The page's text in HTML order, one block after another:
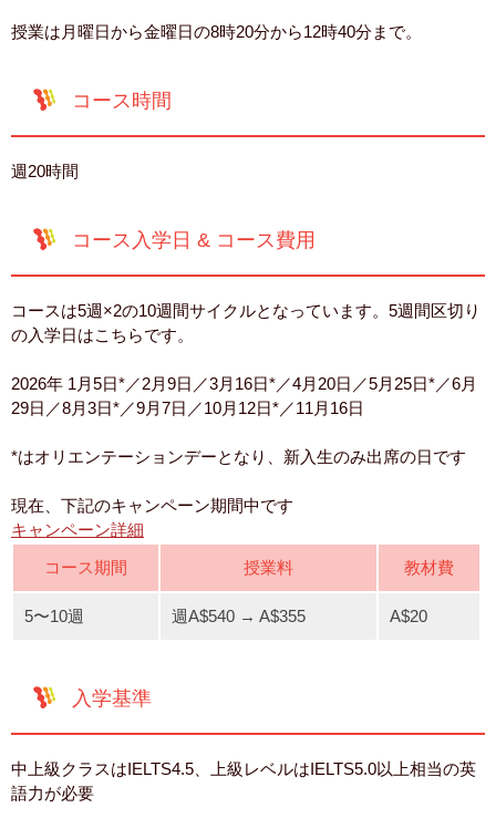
授業は月曜日から金曜日の8時20分から12時40分まで。
コース時間
週20時間
コース入学日 & コース費用
コースは5週×2の10週間サイクルとなっています。5週間区切り
の入学日はこちらです。
2026年 1月5日*／2月9日／3月16日*／4月20日／5月25日*／6月
29日／8月3日*／9月7日／10月12日*／11月16日
*はオリエンテーションデーとなり、新入生のみ出席の日です
現在、下記のキャンペーン期間中です
キャンペーン詳細
コース期間
授業料 教材費
5〜10週 週A$540 → A$355 A$20
入学基準
中上級クラスはIELTS4.5、上級レベルはIELTS5.0以上相当の英
語力が必要